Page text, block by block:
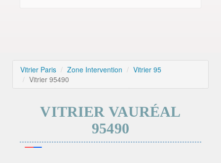
Vitrier Paris Zone Intervention
Vitrier 95
Vitrier 95490
VITRIER VAURÉAL
95490